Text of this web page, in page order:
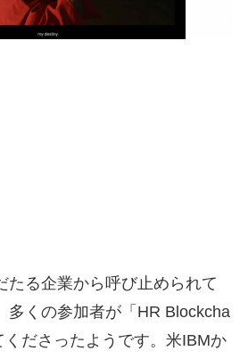
たる企業から呼び止められて
多くの参加者が「HR Blockcha
ださったようです。米IBMか